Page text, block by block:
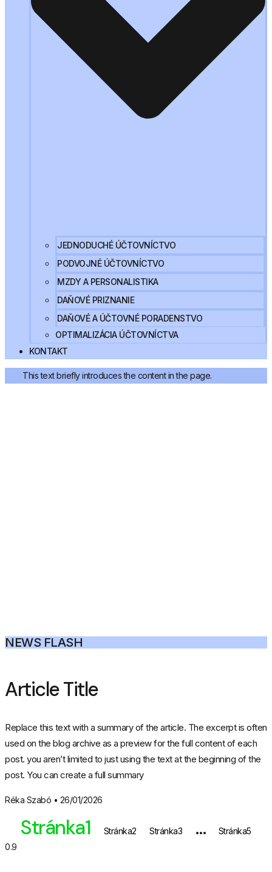
JEDNODUCHÉ ÚČTOVNÍCTVO
PODVOJNÉ ÚČTOVNÍCTVO
MZDY A PERSONALISTIKA
DAŇOVÉ PRIZNANIE
DAŇOVÉ A ÚČTOVNÉ PORADENSTVO
OPTIMALIZÁCIA ÚČTOVNÍCTVA
KONTAKT
This text briefly introduces the content in the page.
NEWS FLASH
Article Title
Replace this text with a summary of the article. The excerpt is often
used on the blog archive as a preview for the full content of each
post. you aren’t limited to just using the text at the beginning of the
post. You can create a full summary
Réka Szabó 26/01/2026
Stránka1 Stránka2 Stránka3 … Stránka5